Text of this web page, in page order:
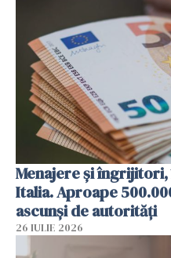
Menajere și
Italia. Aproape
ascunși de autorități
26 IULIE 2026